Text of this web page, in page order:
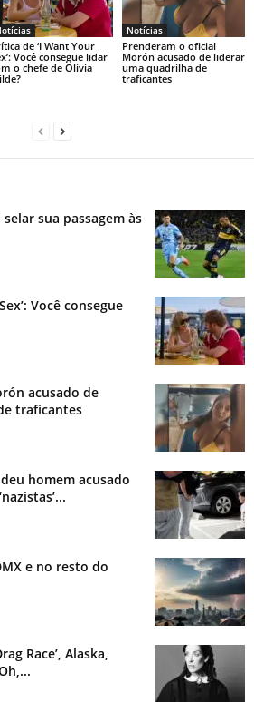
de ‘I Want Your
Você consegue lidar
o chefe de Olivia
Notícias
Prenderam o oficial
Morón acusado de liderar
uma quadrilha de
traficantes
sua passagem às
Você consegue
acusado de
traficantes
homem acusado
e no resto do
Race’, Alaska,